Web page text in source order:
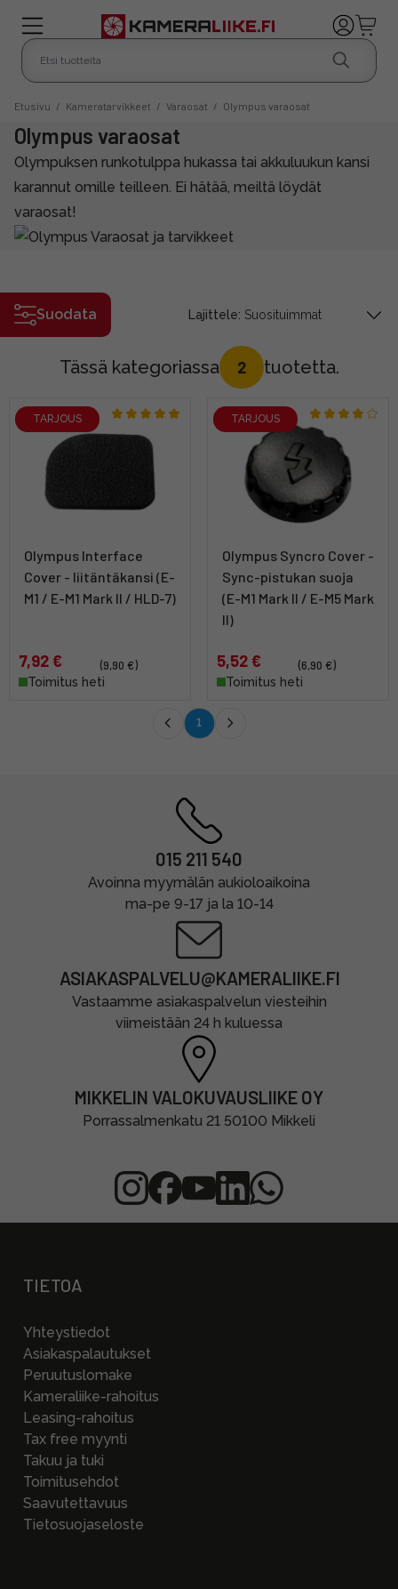
Etusivu / Kameratarvikkeet / Varaosat / Olympus varaosat
Olympus varaosat
Olympuksen runkotulppa hukassa tai akkuluukun kansi
karannut omille teilleen. Ei hätää, meiltä löydät
varaosat!
Suodata Lajittele:
Tässä kategoriassa 2 tuotetta.
TARJOUS
Olympus Interface
Cover - liitäntäkansi (E-
M1 / E-M1 Mark II / HLD-7)
7,92 €
(9,90 €)
Toimitus heti
TARJOUS
Olympus Syncro Cover -
Sync-pistukan suoja
(E-M1 Mark II / E-M5 Mark
II)
5,52 €
(6,90 €)
Toimitus heti
1
015 211 540
Avoinna myymälän aukioloaikoina
ma-pe 9-17 ja la 10-14
ASIAKASPALVELU@KAMERALIIKE.FI
Vastaamme asiakaspalvelun viesteihin
viimeistään 24 h kuluessa
MIKKELIN VALOKUVAUSLIIKE OY
Porrassalmenkatu 21 50100 Mikkeli
TIETOA
Yhteystiedot
Asiakaspalautukset
Peruutuslomake
Kameraliike-rahoitus
Leasing-rahoitus
Tax free myynti
Takuu ja tuki
Toimitusehdot
Saavutettavuus
Tietosuojaseloste